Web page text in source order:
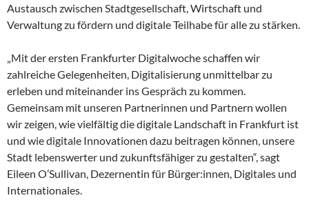
Austausch zwischen Stadtgesellschaft, Wirtschaft und
Verwaltung zu fördern und digitale Teilhabe für alle zu stärken.
„Mit der ersten Frankfurter Digitalwoche schaffen wir
zahlreiche Gelegenheiten, Digitalisierung unmittelbar zu
erleben und miteinander ins Gespräch zu kommen.
Gemeinsam mit unseren Partnerinnen und Partnern wollen
wir zeigen, wie vielfältig die digitale Landschaft in Frankfurt ist
und wie digitale Innovationen dazu beitragen können, unsere
Stadt lebenswerter und zukunftsfähiger zu gestalten“, sagt
Eileen O’Sullivan, Dezernentin für Bürger:innen, Digitales und
Internationales.